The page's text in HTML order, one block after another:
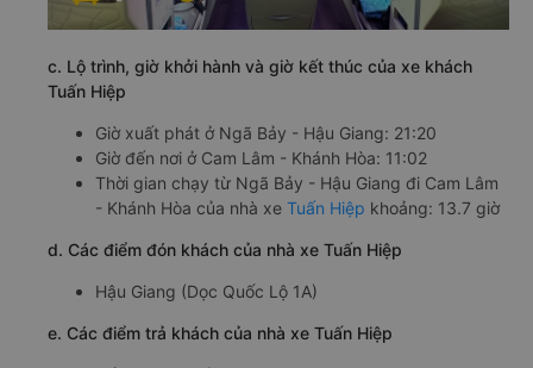
c. Lộ trình, giờ khởi hành và giờ kết thúc của xe khách
Tuấn Hiệp
Giờ xuất phát ở Ngã Bảy - Hậu Giang: 21:20
Giờ đến nơi ở Cam Lâm - Khánh Hòa: 11:02
Thời gian chạy từ Ngã Bảy - Hậu Giang đi Cam Lâm
- Khánh Hòa của nhà xe Tuấn Hiệp khoảng: 13.7 giờ
d. Các điểm đón khách của nhà xe Tuấn Hiệp
Hậu Giang (Dọc Quốc Lộ 1A)
e. Các điểm trả khách của nhà xe Tuấn Hiệp